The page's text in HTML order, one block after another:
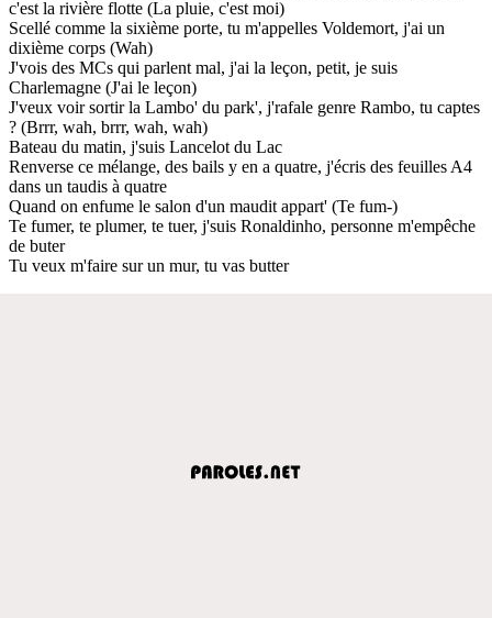
c'est la rivière flotte (La pluie, c'est moi)
Scellé comme la sixième porte, tu m'appelles Voldemort, j'ai un
dixième corps (Wah)
J'vois des MCs qui parlent mal, j'ai la leçon, petit, je suis
Charlemagne (J'ai le leçon)
J'veux voir sortir la Lambo' du park', j'rafale genre Rambo, tu captes
? (Brrr, wah, brrr, wah, wah)
Bateau du matin, j'suis Lancelot du Lac
Renverse ce mélange, des bails y en a quatre, j'écris des feuilles A4
dans un taudis à quatre
Quand on enfume le salon d'un maudit appart' (Te fum-)
Te fumer, te plumer, te tuer, j'suis Ronaldinho, personne m'empêche
de buter
Tu veux m'faire sur un mur, tu vas butter